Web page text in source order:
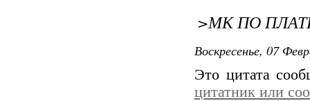
>МК ПО
Воскресенье, 07
Это цитата
цитатник или